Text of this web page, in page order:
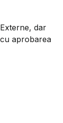
dar
aprobarea